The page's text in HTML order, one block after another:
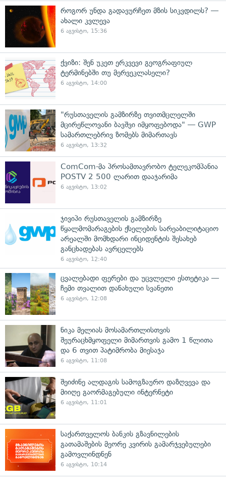
როგორ უნდა გადავურჩეთ მზის სიკვდილს? —
ახალი კვლევა
6 აგვისტო, 15:36
ქვიზი: შენ უკეთ ერკვევი გეოგრაფიულ
ტერმინებში თუ მერვეკლასელი?
6 აგვისტო, 14:00
"რუსთაველის გამზირზე თვითმცლელში
მცირეწლოვანი ბავშვი იმყოფებოდა" — GWP
სამართლებრივ ზომებს მიმართავს
6 აგვისტო, 13:32
ComCom-მა პროსამთავრობო ტელეკომპანია
POSTV 2 500 ლარით დააჯარიმა
6 აგვისტო, 13:02
ჯივიპი რუსთაველის გამზირზე
წყალმომარაგების ქსელების სარეაბილიტაციო
არეალში მომხდარი ინციდენტის შესახებ
განცხადებას ავრცელებს
6 აგვისტო, 12:40
ცვალებადი ფერები და უცვლელი ესთეტიკა —
ჩემი თვალით დანახული სვანეთი
6 აგვისტო, 12:08
ნიკა მელიას მოსამართლისთვის
შეურაცხმყოფელი მიმართვის გამო 1 წლითა
და 6 თვით პატიმრობა მიესაჯა
6 აგვისტო, 11:08
შეიძინე ალდაგის სამოგზაურო დაზღვევა და
მიიღე გაორმაგებული ინტერნეტი
6 აგვისტო, 11:01
საქართველოს ბანკის გზავნილების
გათამაშების მეორე კვირის გამარჯვებულები
გამოვლინდნენ
6 აგვისტო, 10:14